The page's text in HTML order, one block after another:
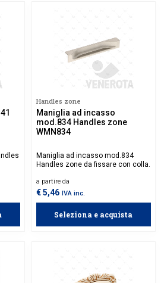
Handles zone
Maniglia ad incasso
mod.834 Handles zone
WMN834
Maniglia ad incasso mod.834
Handles zone da fissare con colla.
a partire da
€ 5,46 IVA inc.
Seleziona e acquista